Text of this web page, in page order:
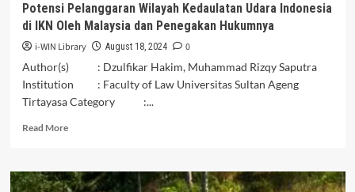
Potensi Pelanggaran Wilayah Kedaulatan Udara Indonesia
di IKN Oleh Malaysia dan Penegakan Hukumnya
i-WIN Library August 18, 2024
0
Author(s) : Dzulfikar Hakim, Muhammad Rizqy Saputra
Institution : Faculty of Law Universitas Sultan Ageng
Tirtayasa Category :...
Read MoreRead
Potensi
Pelanggaran